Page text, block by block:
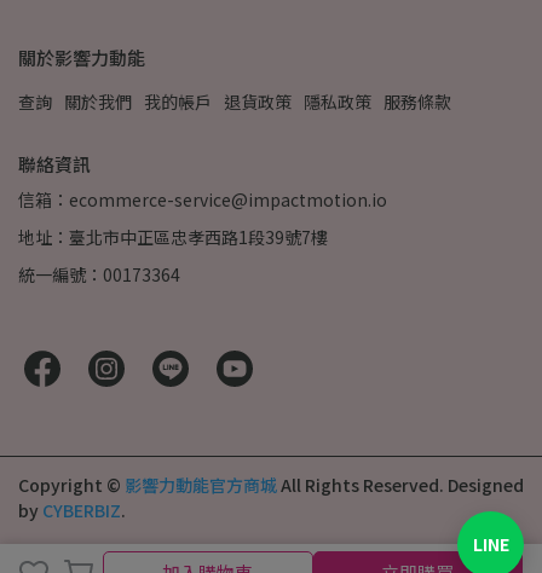
LINE
加入購物車
關於影響力動能
查詢 關於我們 我的帳戶 退貨政策 隱私政策 服務條款
聯絡資訊
信箱：ecommerce-service@impactmotion.io
地址：臺北市中正區忠孝西路1段39號7樓
統一編號：00173364
Copyright © 影響力動能官方商城All Rights Reserved. Designed
by CYBERBIZ.